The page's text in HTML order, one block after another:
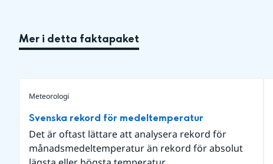
Mer i detta faktapaket
Meteorologi
Svenska rekord för medeltemperatur
Det är oftast lättare att analysera rekord för
månadsmedeltemperatur än rekord för absolut